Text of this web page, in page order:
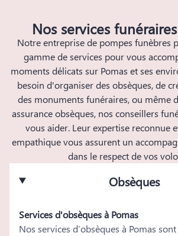
Nos services
Notre entreprise de pompes funèbres
gamme de services pour vous
moments délicats sur Pomas et ses
besoin d'organiser des obsèques, de
des monuments funéraires, ou même
assurance obsèques, nos conseillers
vous aider. Leur expertise reconnue
empathique vous assurent un
dans le respect de vos
Obsèques
Services d'obsèques à Pomas
Nos services d’obsèques à Pomas